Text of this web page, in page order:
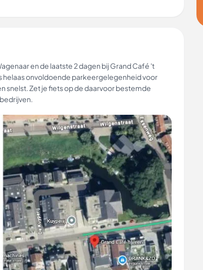
en de laatste 2 dagen bij Grand Café 't
helaas onvoldoende parkeergelegenheid voor
snelst. Zet je fiets op de daarvoor bestemde